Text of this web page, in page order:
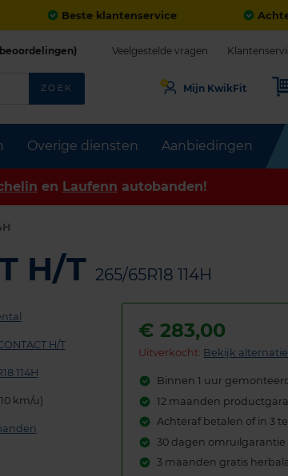
Beste klantenservice
Overige diensten Aanbiedingen
Veelgestelde vragen
ZOEK Mijn KwikFit
en Laufenn autobanden!
H/T 265/65R18 114H
H/T
114H
km/u)
€283,00
Uitverkocht: Bekijk
Binnen 1 uur
12 maanden
Achteraf betalen of in 3
30 dagen omruilgarantie
3 maanden gratis